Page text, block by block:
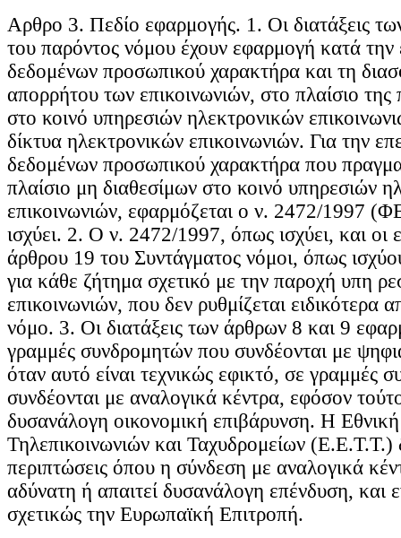
Aρθρο 3. Πεδίο εφαρμογής. 1. Οι διατάξεις
του παρόντος νόμου έχουν εφαρμογή κατά την
δεδομένων προσωπικού χαρακτήρα και τη
απορρήτου των επικοινωνιών, στο πλαίσιο της
στο κοινό υπηρεσιών ηλεκτρονικών
δίκτυα ηλεκτρονικών επικοινωνιών. Για την
δεδομένων προσωπικού χαρακτήρα που
πλαίσιο μη διαθεσίμων στο κοινό υπηρεσιών
επικοινωνιών, εφαρμόζεται ο ν. 2472/1997
ισχύει. 2. Ο ν. 2472/1997, όπως ισχύει, και οι
άρθρου 19 του Συντάγματος νόμοι, όπως
για κάθε ζήτημα σχετικό με την παροχή υπη
επικοινωνιών, που δεν ρυθμίζεται ειδικότερα
νόμο. 3. Οι διατάξεις των άρθρων 8 και 9
γραμμές συνδρομητών που συνδέονται με
όταν αυτό είναι τεχνικώς εφικτό, σε γραμμές
συνδέονται με αναλογικά κέντρα, εφόσον
δυσανάλογη οικονομική επιβάρυνση. Η
Τηλεπικοινωνιών και Ταχυδρομείων (Ε.Ε.Τ.Τ.)
περιπτώσεις όπου η σύνδεση με αναλογικά
αδύνατη ή απαιτεί δυσανάλογη επένδυση, και
σχετικώς την Ευρωπαϊκή Επιτροπή.